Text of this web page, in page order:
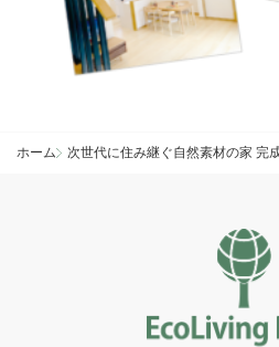
ホーム 次世代に住み継ぐ自然素材の家 完